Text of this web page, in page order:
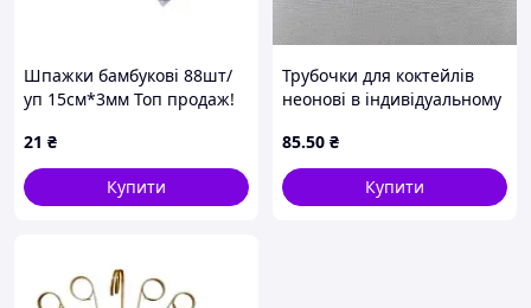
Шпажки бамбукові 88шт/
уп 15см*3мм Топ продаж!
21 ₴
Купити
Трубочки для коктейлів
неонові в індивідуальному
26 см (100 шт)
85.50 ₴
Купити